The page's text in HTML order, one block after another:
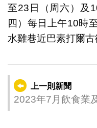
至23日（周六）及
四）每日上午10時
水雞巷近巴素打爾古
上一則新聞
2023年7月飲食業